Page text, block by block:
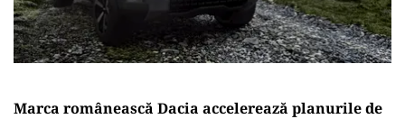
Marca românească Dacia accelerează planurile de